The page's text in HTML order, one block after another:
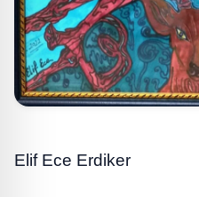
Elif Ece Erdiker